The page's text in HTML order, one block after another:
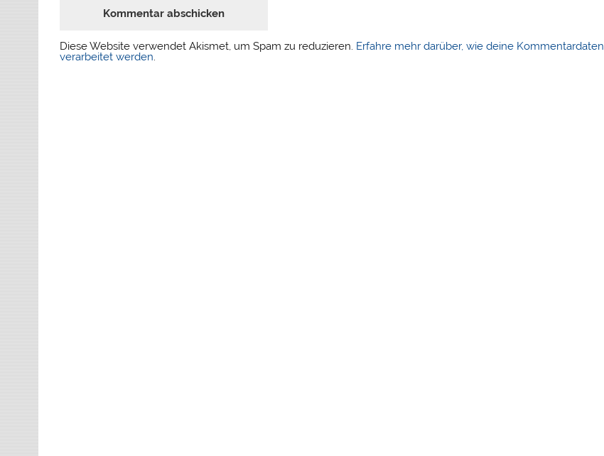
Diese Website verwendet Akismet, um Spam zu reduzieren. Erfahre mehr darüber, wie deine Kommentardaten
verarbeitet werden.